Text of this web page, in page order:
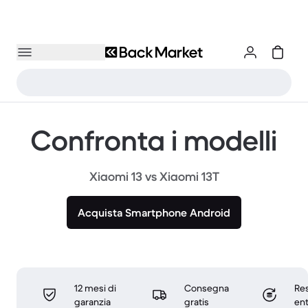
Confronta i modelli
Xiaomi 13 vs Xiaomi 13T
Acquista Smartphone Android
12 mesi di
garanzia
Consegna
gratis